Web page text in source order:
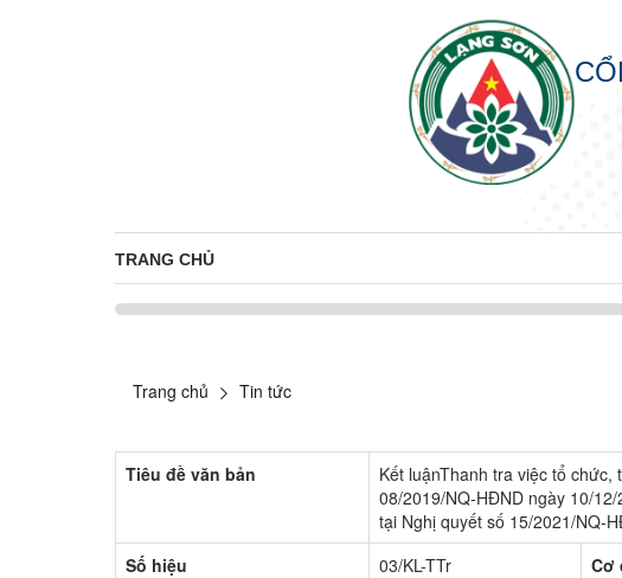
TRANG CHỦ
Trang chủ Tin tức
Tiêu đề văn bản
Kết luậnThanh tra việc tổ
08/2019/NQ-HĐND ngày 10/
tại Nghị quyết số 15/2021/NQ-
Số hiệu
03/KL-TTr
Cơ